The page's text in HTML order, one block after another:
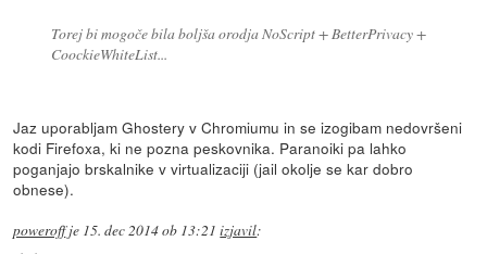
Torej bi mogoče bila boljša orodja NoScript + BetterPrivacy +
CoockieWhiteList...
Jaz uporabljam Ghostery v Chromiumu in se izogibam nedovršeni
kodi Firefoxa, ki ne pozna peskovnika. Paranoiki pa lahko
poganjajo brskalnike v virtualizaciji (jail okolje se kar dobro
obnese).
poweroffje 15. dec 2014 ob 13:21 izjavil: